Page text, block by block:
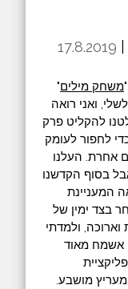
17.8.2019
משחק מילים"
ואני רואה
להקליט פרק
לחפור לעומק
אחרת. העלנו
בסוף הקדשנו
המעניינת
בצד ימין של
ולמדתי
אשמח מאוד
מושבע.